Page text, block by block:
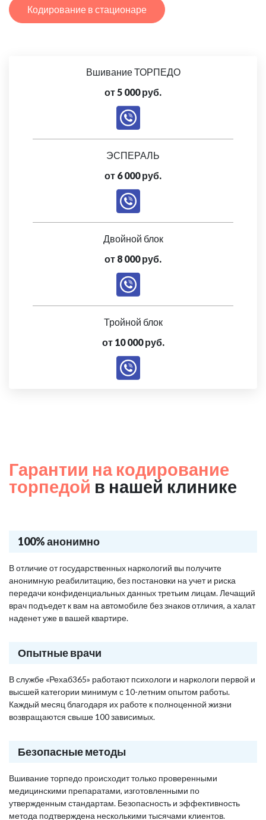
Кодирование в стационаре
Вшивание ТОРПЕДО
от 5 000 руб.
ЭСПЕРАЛЬ
от 6 000 руб.
Двойной блок
от 8 000 руб.
Тройной блок
от 10 000 руб.
Гарантии на кодирование
торпедой в нашей клинике
100% анонимно
В отличие от государственных наркологий вы получите
анонимную реабилитацию, без постановки на учет и риска
передачи конфиденциальных данных третьим лицам. Лечащий
врач подъедет к вам на автомобиле без знаков отличия, а халат
наденет уже в вашей квартире.
Опытные врачи
В службе «Рехаб365» работают психологи и наркологи первой и
высшей категории минимум с 10-летним опытом работы.
Каждый месяц благодаря их работе к полноценной жизни
возвращаются свыше 100 зависимых.
Безопасные методы
Вшивание торпедо происходит только проверенными
медицинскими препаратами, изготовленными по
утвержденным стандартам. Безопасность и эффективность
метода подтверждена несколькими тысячами клиентов.